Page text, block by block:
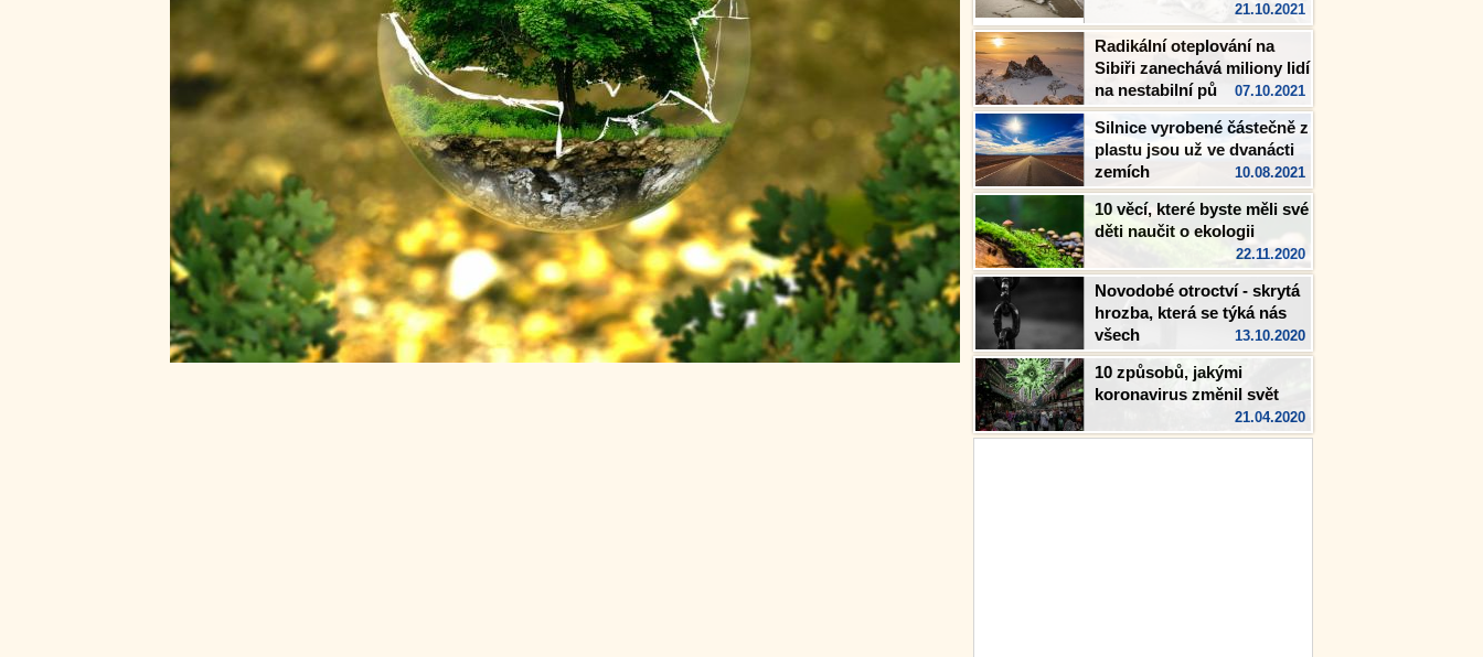
21.10.2021
Radikální oteplování na
Sibiři zanechává miliony lidí
na nestabilní půdě07.10.2021
Silnice vyrobené částečně z
plastu jsou už ve dvanácti
zemích
10.08.2021
10 věcí, které byste měli své
děti naučit o ekologii
22.11.2020
Novodobé otroctví - skrytá
hrozba, která se týká nás
všech
13.10.2020
10 způsobů, jakými
koronavirus změnil svět
21.04.2020